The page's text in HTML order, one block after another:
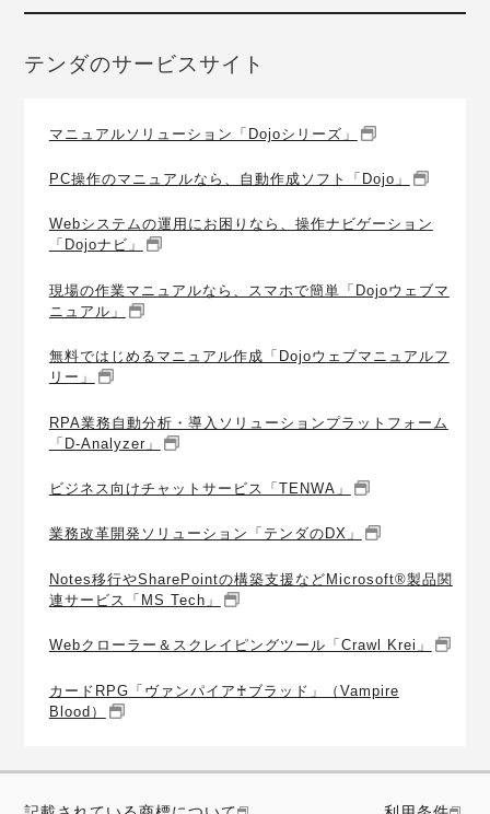
テンダのサービスサイト
マニュアルソリューション「Dojoシリーズ」
PC操作のマニュアルなら、自動作成ソフト「Dojo」
Webシステムの運用にお困りなら、操作ナビゲーション
「Dojoナビ」
現場の作業マニュアルなら、スマホで簡単「Dojoウェブマ
ニュアル」
無料ではじめるマニュアル作成「Dojoウェブマニュアルフ
リー」
RPA業務自動分析・導入ソリューションプラットフォーム
「D-Analyzer」
ビジネス向けチャットサービス「TENWA」
業務改革開発ソリューション「テンダのDX」
Notes移行やSharePointの構築支援などMicrosoft®製品関
連サービス「MS Tech」
Webクローラー＆スクレイピングツール「Crawl Krei」
カードRPG「ヴァンパイア♰ブラッド」（Vampire
Blood）